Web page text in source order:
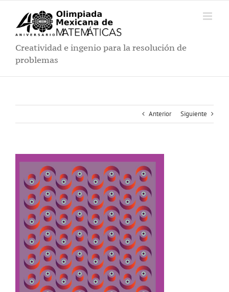
contenido
Creatividad e ingenio para la resolución de
problemas
Anterior Siguiente